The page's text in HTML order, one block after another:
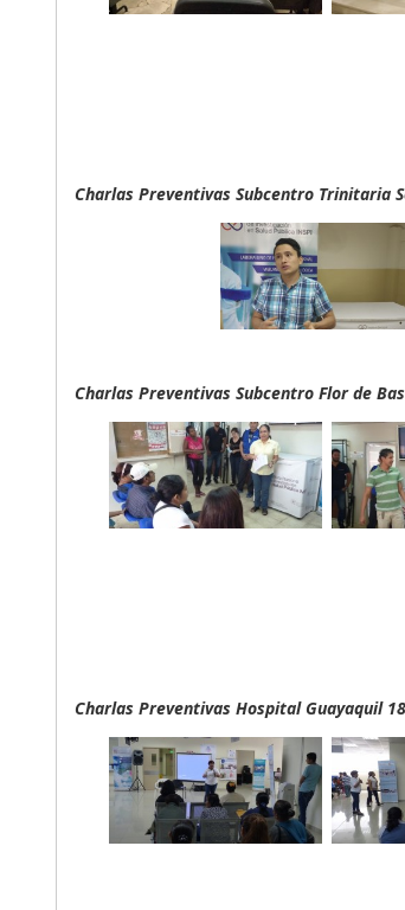
Charlas Preventivas Subcentro Trinitaria
Charlas Preventivas Subcentro Flor de
Charlas Preventivas Hospital Guayaquil